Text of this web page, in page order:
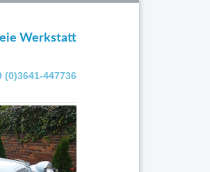
Werkstatt
(0)3641-447736